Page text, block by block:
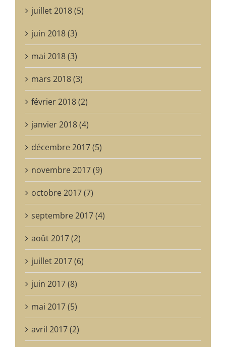
juillet 2018 (5)
juin 2018 (3)
mai 2018 (3)
mars 2018 (3)
février 2018 (2)
janvier 2018 (4)
décembre 2017 (5)
novembre 2017 (9)
octobre 2017 (7)
septembre 2017 (4)
août 2017 (2)
juillet 2017 (6)
juin 2017 (8)
mai 2017 (5)
avril 2017 (2)